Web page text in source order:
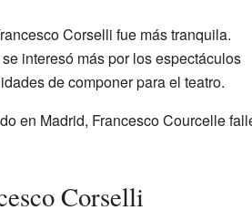
Corselli fue más tranquila.
interesó más por los espectáculos
de componer para el teatro.
en Madrid, Francesco Courcelle
Corselli